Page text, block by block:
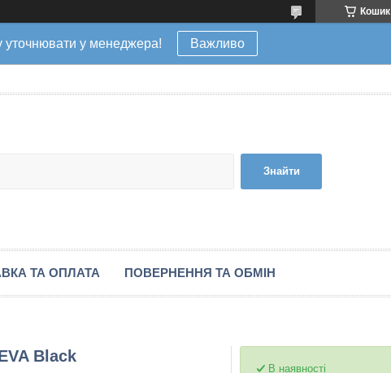
Кошик
у менеджера! Важливо
Знайти
ТА ОПЛАТА ПОВЕРНЕННЯ ТА ОБМІН
Black
В наявності